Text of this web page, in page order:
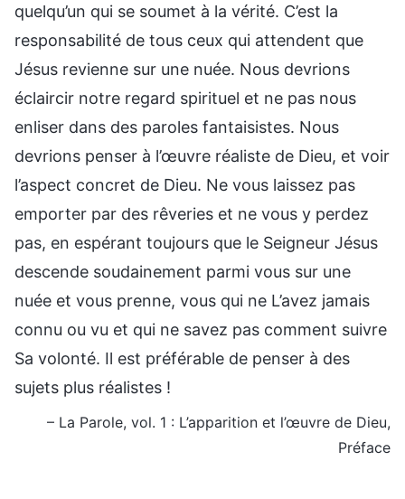
quelqu’un qui se soumet à la vérité. C’est la
responsabilité de tous ceux qui attendent que
Jésus revienne sur une nuée. Nous devrions
éclaircir notre regard spirituel et ne pas nous
enliser dans des paroles fantaisistes. Nous
devrions penser à l’œuvre réaliste de Dieu, et voir
l’aspect concret de Dieu. Ne vous laissez pas
emporter par des rêveries et ne vous y perdez
pas, en espérant toujours que le Seigneur Jésus
descende soudainement parmi vous sur une
nuée et vous prenne, vous qui ne L’avez jamais
connu ou vu et qui ne savez pas comment suivre
Sa volonté. Il est préférable de penser à des
sujets plus réalistes !
– La Parole, vol. 1 : L’apparition et l’œuvre de Dieu,
Préface